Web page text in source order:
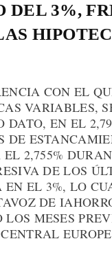
DEL 3%,
CON EL
VARIABLES,
DATO, EN EL
2,755%
DE LOS
EL 3%, LO
DE
MESES